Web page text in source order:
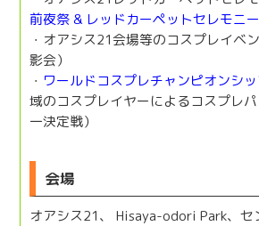
前夜祭 & レッドカーペットセレモニー
・オアシス21会場等のコスプレイベ
影会）
・ ワールドコスプレチャンピオンシ
域のコスプレイヤーによるコスプレ
一決定戦）
会場
オアシス21、 Hisaya-odori Park、セ